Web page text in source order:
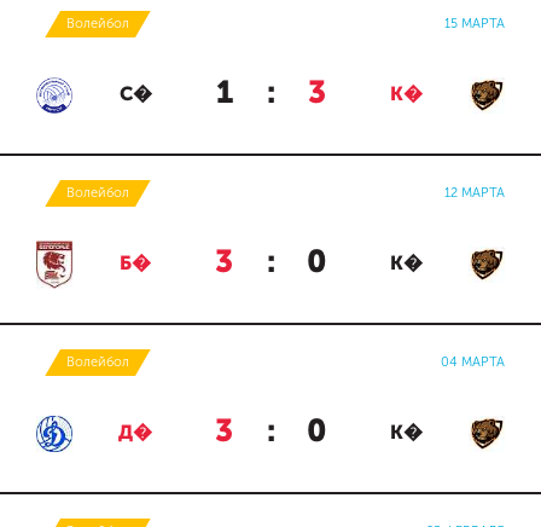
Волейбол 15 МАРТА
С� 1 : 3 К�
Волейбол 12 МАРТА
Б� 3 : 0 К�
Волейбол 04 МАРТА
Д� 3 : 0 К�